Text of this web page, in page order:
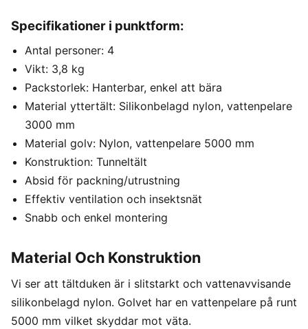
Specifikationer i punktform:
Antal personer: 4
Vikt: 3,8 kg
Packstorlek: Hanterbar, enkel att bära
Material yttertält: Silikonbelagd nylon, vattenpelare
3000 mm
Material golv: Nylon, vattenpelare 5000 mm
Konstruktion: Tunneltält
Absid för packning/utrustning
Effektiv ventilation och insektsnät
Snabb och enkel montering
Material Och Konstruktion
Vi ser att tältduken är i slitstarkt och vattenavvisande
silikonbelagd nylon. Golvet har en vattenpelare på runt
5000 mm vilket skyddar mot väta.